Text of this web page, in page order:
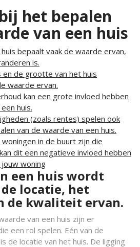
het bepalen
van een huis
bepaalt vaak de waarde ervan,
is.
en de grootte van het huis
waarde ervan.
kan een grote invloed hebben
huis.
(zoals rentes) spelen ook
van de waarde van een huis.
in de buurt zijn die
dit een negatieve invloed hebben
woning
een huis wordt
locatie, het
de kwaliteit ervan.
van een huis zijn er
een rol spelen. Eén van de
de locatie van het huis. De ligging